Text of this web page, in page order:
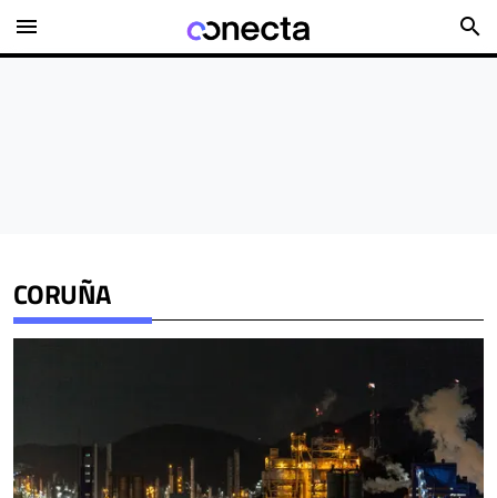
menu search
CORUÑA